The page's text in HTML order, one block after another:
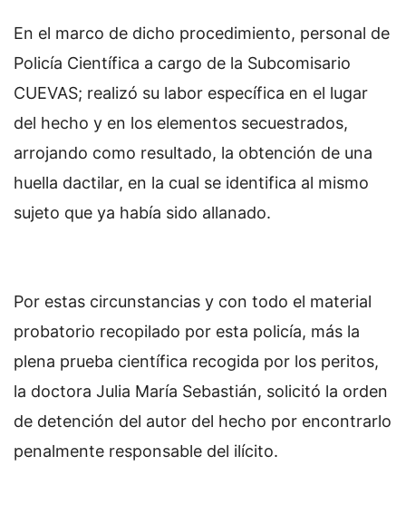
En el marco de dicho procedimiento, personal de
Policía Científica a cargo de la Subcomisario
CUEVAS; realizó su labor específica en el lugar
del hecho y en los elementos secuestrados,
arrojando como resultado, la obtención de una
huella dactilar, en la cual se identifica al mismo
sujeto que ya había sido allanado.
Por estas circunstancias y con todo el material
probatorio recopilado por esta policía, más la
plena prueba científica recogida por los peritos,
la doctora Julia María Sebastián, solicitó la orden
de detención del autor del hecho por encontrarlo
penalmente responsable del ilícito.